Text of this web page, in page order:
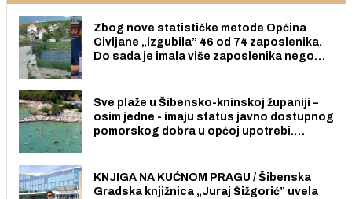
Zbog nove statističke metode Općina
Civljane „izgubila” 46 od 74 zaposlenika.
Do sada je imala više zaposlenika nego
Sve plaže u Šibensko-kninskoj županiji –
osim jedne - imaju status javno dostupnog
pomorskog dobra u općoj upotrebi.
KNJIGA NA KUĆNOM PRAGU / Šibenska
Gradska knjižnica „Juraj Šižgorić” uvela